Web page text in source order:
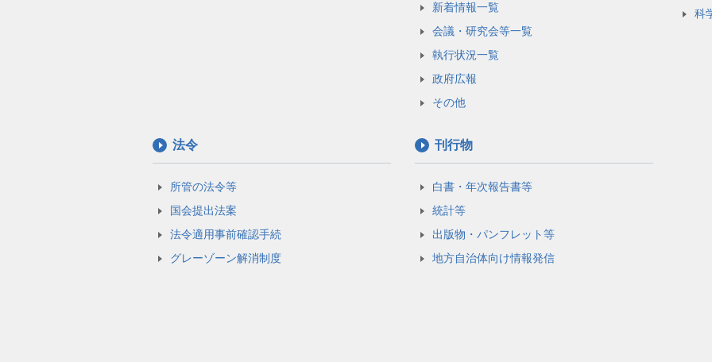
新着情報一覧
会議・研究会等一覧
執行状況一覧
政府広報
その他
科
法令
所管の法令等
国会提出法案
法令適用事前確認手続
グレーゾーン解消制度
刊行物
白書・年次報告書等
統計等
出版物・パンフレット等
地方自治体向け情報発信